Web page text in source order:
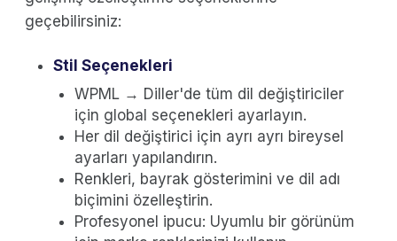
geçebilirsiniz:
Stil Seçenekleri
WPML → Diller'de tüm dil değiştiriciler
için global seçenekleri ayarlayın.
Her dil değiştirici için ayrı ayrı bireysel
ayarları yapılandırın.
Renkleri, bayrak gösterimini ve dil adı
biçimini özelleştirin.
Profesyonel ipucu: Uyumlu bir görünüm